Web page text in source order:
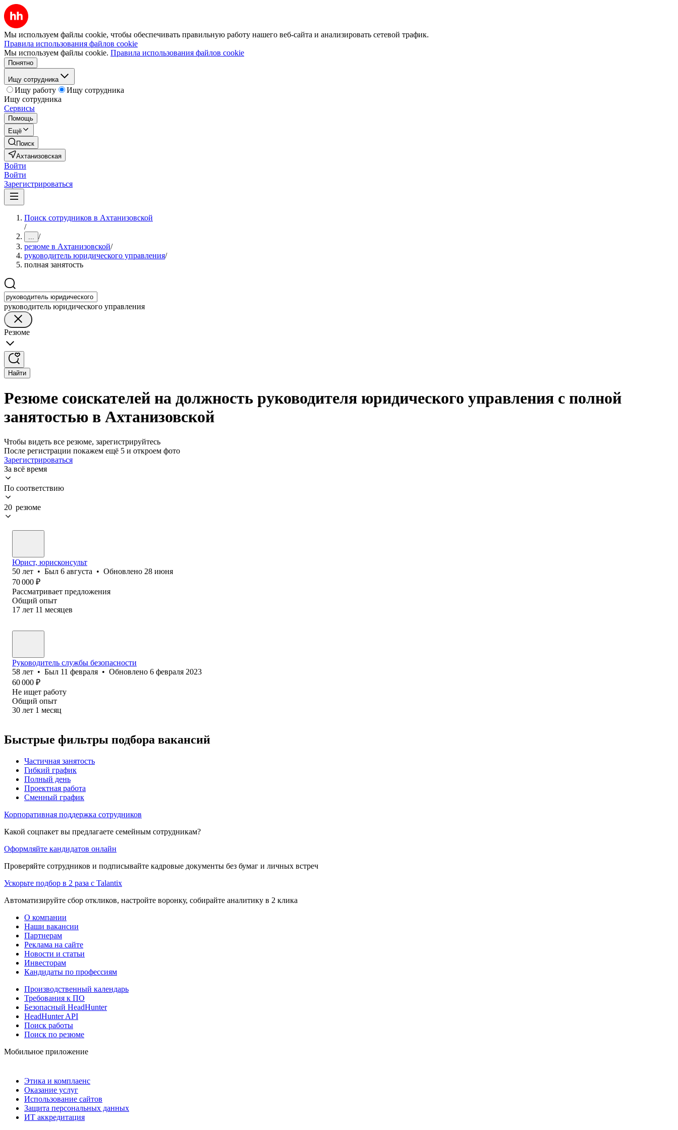
Мы используем файлы cookie, чтобы обеспечивать правильную работу нашего веб-сайта и анализировать сетевой трафик.
Правила использования файлов cookie
Мы используем файлы cookie. Правила использования файлов cookie
Понятно
Ищу сотрудника
Ищу работу
Ищу сотрудника
Ищу сотрудника
Сервисы
Помощь
Ещё
Поиск
Ахтанизовская
Войти
Войти
Зарегистрироваться
Поиск сотрудников в Ахтанизовской
/
... /
резюме в Ахтанизовской/
руководитель юридического управления/
полная занятость
руководитель юридического управления
Резюме
Найти
Резюме соискателей на должность руководителя юридического управления с полной
занятостью в Ахтанизовской
Чтобы видеть все резюме, зарегистрируйтесь
После регистрации покажем ещё 5 и откроем фото
Зарегистрироваться
За всё время
По соответствию
20 резюме
Юрист, юрисконсульт
50 лет • Был 6 августа • Обновлено 28 июня
70 000 ₽
Рассматривает предложения
Общий опыт
17 лет 11 месяцев
Руководитель службы безопасности
58 лет • Был 11 февраля • Обновлено 6 февраля 2023
60 000 ₽
Не ищет работу
Общий опыт
30 лет 1 месяц
Быстрые фильтры подбора вакансий
Частичная занятость
Гибкий график
Полный день
Проектная работа
Сменный график
Корпоративная поддержка сотрудников
Какой соцпакет вы предлагаете семейным сотрудникам?
Оформляйте кандидатов онлайн
Проверяйте сотрудников и подписывайте кадровые документы без бумаг и личных встреч
Ускорьте подбор в 2 раза с Talantix
Автоматизируйте сбор откликов, настройте воронку, собирайте аналитику в 2 клика
О компании
Наши вакансии
Партнерам
Реклама на сайте
Новости и статьи
Инвесторам
Кандидаты по профессиям
Производственный календарь
Требования к ПО
Безопасный HeadHunter
HeadHunter API
Поиск работы
Поиск по резюме
Мобильное приложение
Этика и комплаенс
Оказание услуг
Использование сайтов
Защита персональных данных
ИТ аккредитация